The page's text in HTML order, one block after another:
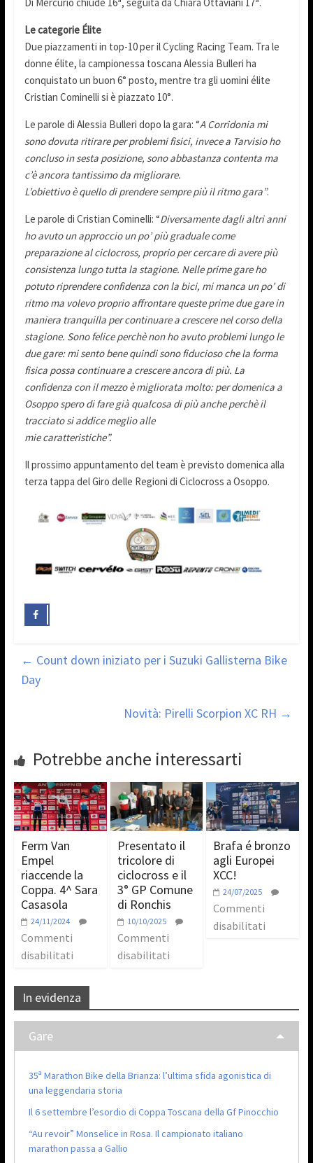
Le categorie Élite
Due piazzamenti in top-10 per il Cycling Racing Team. Tra le
donne élite, la campionessa toscana Alessia Bulleri ha
conquistato un buon 6° posto, mentre tra gli uomini élite
Cristian Cominelli si è piazzato 10°.
Le parole di Alessia Bulleri dopo la gara: “A Corridonia mi
sono dovuta ritirare per problemi fisici, invece a Tarvisio ho
concluso in sesta posizione, sono abbastanza contenta ma
c’è ancora tantissimo da migliorare.
L’obiettivo è quello di prendere sempre più il ritmo gara”.
Le parole di Cristian Cominelli: “Diversamente dagli altri anni
ho avuto un approccio un po’ più graduale come
preparazione al ciclocross, proprio per cercare di avere più
consistenza lungo tutta la stagione. Nelle prime gare ho
potuto riprendere confidenza con la bici, mi manca un po’ di
ritmo ma volevo proprio affrontare queste prime due gare in
maniera tranquilla per continuare a crescere nel corso della
stagione. Sono felice perchè non ho avuto problemi lungo le
due gare: mi sento bene quindi sono fiducioso che la forma
fisica possa continuare a crescere ancora di più. La
confidenza con il mezzo è migliorata molto: per domenica a
Osoppo spero di fare già qualcosa di più anche perchè il
tracciato si addice meglio alle
mie caratteristiche”.
Il prossimo appuntamento del team è previsto domenica alla
terza tappa del Giro delle Regioni di Ciclocross a Osoppo.
← Count down iniziato per i Suzuki Gallisterna Bike
Day
Novità: Pirelli Scorpion XC RH →
Potrebbe anche interessarti
Ferm Van
Empel
riaccende la
Coppa. 4^ Sara
Casasola
24/11/2024
Commenti
disabilitati
Presentato il
tricolore di
ciclocross e il
3° GP Comune
di Ronchis
10/10/2025
Commenti
disabilitati
Brafa é bronzo
agli Europei
XCC!
24/07/2025
Commenti
disabilitati
In evidenza
Gare
35ª Marathon Bike della Brianza: l’ultima sfida agonistica di
una leggendaria storia
Il 6 settembre l’esordio di Coppa Toscana della Gf Pinocchio
“Au revoir” Monselice in Rosa. Il campionato italiano
marathon passa a Gallio